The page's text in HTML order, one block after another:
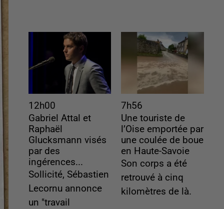
12h00
Gabriel Attal et
Raphaël
Glucksmann visés
par des
ingérences...
Sollicité, Sébastien
Lecornu annonce
un "travail
7h56
Une touriste de
l’Oise emportée par
une coulée de boue
en Haute-Savoie
Son corps a été
retrouvé à cinq
kilomètres de là.